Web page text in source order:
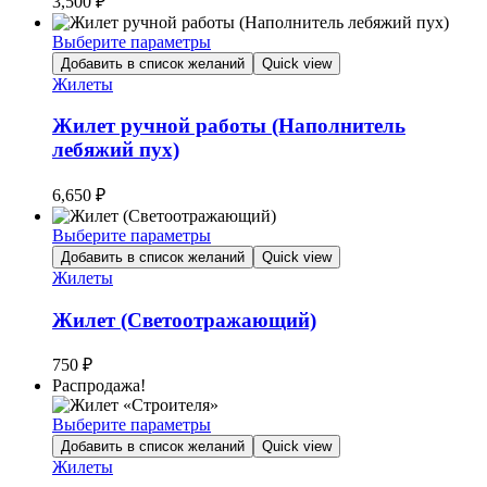
можно
выбрать
на
странице
товара.
Выберите параметры
Этот
товар
несколько
вариаций.
Опции
выбрать
на
странице
товара.
Добавить в список желаний Quick view
Жилеты
Жилет ручной работы (Наполнитель
лебяжий пух)
6,650 ₽
Выберите параметры
Этот
товар
несколько
вариаций.
можно
выбрать
на
странице
товара.
Добавить в список желаний Quick view
Жилеты
Жилет (Светоотражающий)
750 ₽
Распродажа!
Выберите параметры
Этот
товар
Добавить в список желаний Quick view
Жилеты